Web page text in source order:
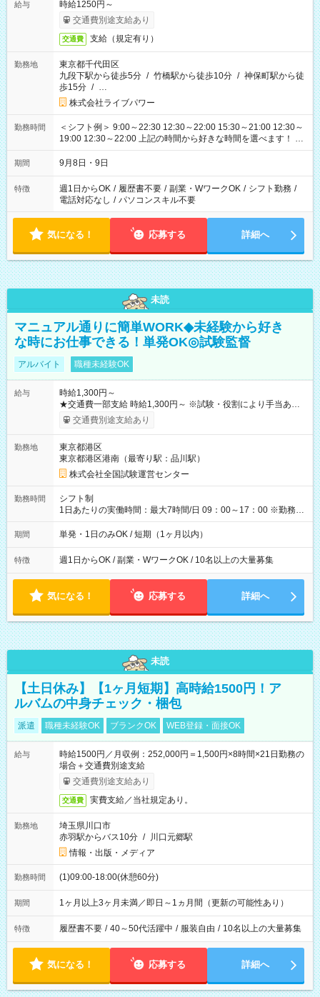
給与
時給1250円～
交通費別途支給あり
交通費 支給（規定有り）
勤務地
東京都千代田区
九段下駅から徒歩5分 / 竹橋駅から徒歩10分 / 神保町駅から徒
歩15分 / …
株式会社ライブパワー
勤務時間
＜シフト例＞ 9:00～22:30 12:30～22:00 15:30～21:00 12:30～
19:00 12:30～22:00 上記の時間から好きな時間を選べます！ ※
時間は変更となる可能性があります
期間 9月8日・9日
特徴 週1日からOK / 履歴書不要 / 副業・WワークOK / シフト勤務 /
電話対応なし / パソコンスキル不要
気になる！ 応募する 詳細へ
未読
マニュアル通りに簡単WORK◆未経験から好き
な時にお仕事できる！単発OK◎試験監督
アルバイト 職種未経験OK
給与
時給1,300円～
★交通費一部支給 時給1,300円～ ※試験・役割により手当あり
※勤務回数により昇給あり 【即給（前払い）オプションあ
り！】 希望される場合、勤務から1週間ほどで給与の一部を受け
例】 ・河合塾模擬試験 8:30～17:30（休憩1時間） 時給1,300円
×8時間＝日収10,400円＋交通費 ※当日の役割により時給＋100
円の場合あり ・国家試験 7:00～13:30（休憩なし） 時給1,300
円（役割手当＋100円）×6時間＝日収8,400円＋交通費 【試用期
間】試用期間なし
交通費別途支給あり
勤務地
東京都港区
東京都港区港南（最寄り駅：品川駅）
株式会社全国試験運営センター
勤務時間
シフト制
1日あたりの実働時間：最大7時間/日 09：00～17：00 ※勤務時
間は 試験により異なります。
期間 単発・1日のみOK / 短期（1ヶ月以内）
特徴 週1日からOK / 副業・WワークOK / 10名以上の大量募集
気になる！ 応募する 詳細へ
未読
【土日休み】【1ヶ月短期】高時給1500円！ア
ルバムの中身チェック・梱包
派遣 職種未経験OK ブランクOK WEB登録・面接OK
給与
時給1500円／月収例：252,000円＝1,500円×8時間×21日勤務の
場合＋交通費別途支給
交通費別途支給あり
交通費 実費支給／当社規定あり。
勤務地
埼玉県川口市
赤羽駅からバス10分 / 川口元郷駅
情報・出版・メディア
勤務時間 (1)09:00-18:00(休憩60分)
期間 1ヶ月以上3ヶ月未満／即日～1ヵ月間（更新の可能性あり）
特徴 履歴書不要 / 40～50代活躍中 / 服装自由 / 10名以上の大量募集
気になる！ 応募する 詳細へ